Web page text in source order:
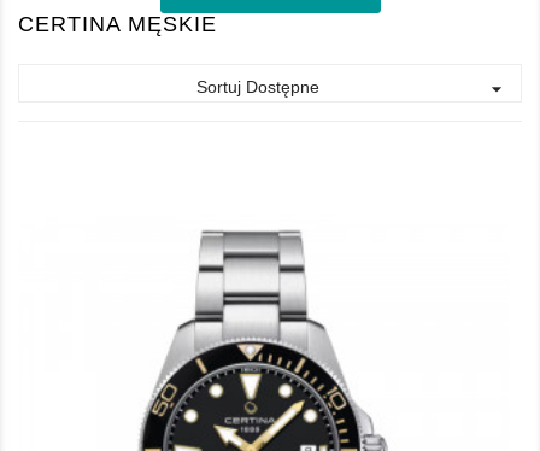
CERTINA MĘSKIE
Sortuj Dostępne 